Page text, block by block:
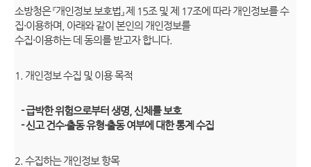
소방청은 『개인정보 보호법』 제 15조 및 제 17조에 따라 개인정보를 수
집·이용하며, 아래와 같이 본인의 개인정보를
수집·이용하는 데 동의를 받고자 합니다.
1. 개인정보 수집 및 이용 목적
- 급박한 위험으로부터 생명, 신체를 보호
- 신고 건수·출동 유형·출동 여부에 대한 통계 수집
2. 수집하는 개인정보 항목